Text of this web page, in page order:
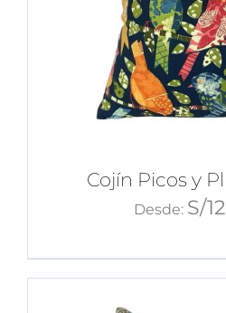
Cojín Picos y
Desde: S/